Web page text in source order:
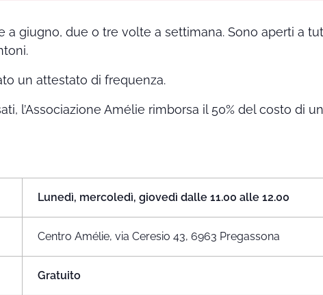
a giugno, due o tre volte a settimana. Sono aperti a
un attestato di frequenza.
l’Associazione Amélie rimborsa il 50% del costo di
Lunedì, mercoledì, giovedì dalle 11.00 alle 12.00
Centro Amélie, via Ceresio 43, 6963 Pregassona
Gratuito